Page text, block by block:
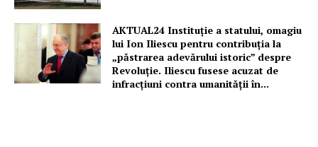
AKTUAL24 Instituție a statului, omagiu
lui Ion Iliescu pentru contribuția la
„păstrarea adevărului istoric” despre
Revoluție. Iliescu fusese acuzat de
infracțiuni contra umanității în...